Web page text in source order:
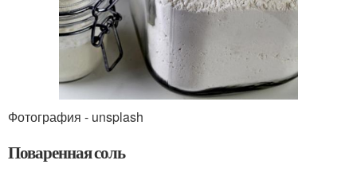
Фотография - unsplash
Поваренная соль